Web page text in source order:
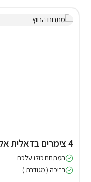
4 צימרים בדאלית אל-כרמל
המתחם כולו שלכם
בריכה ( מגודרת )